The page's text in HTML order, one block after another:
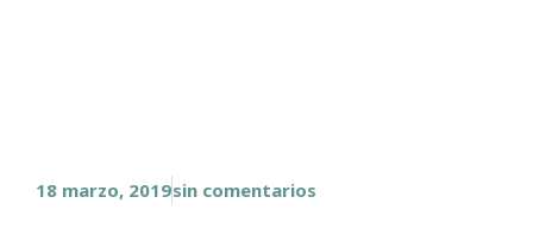
18 marzo, 2019sin comentarios